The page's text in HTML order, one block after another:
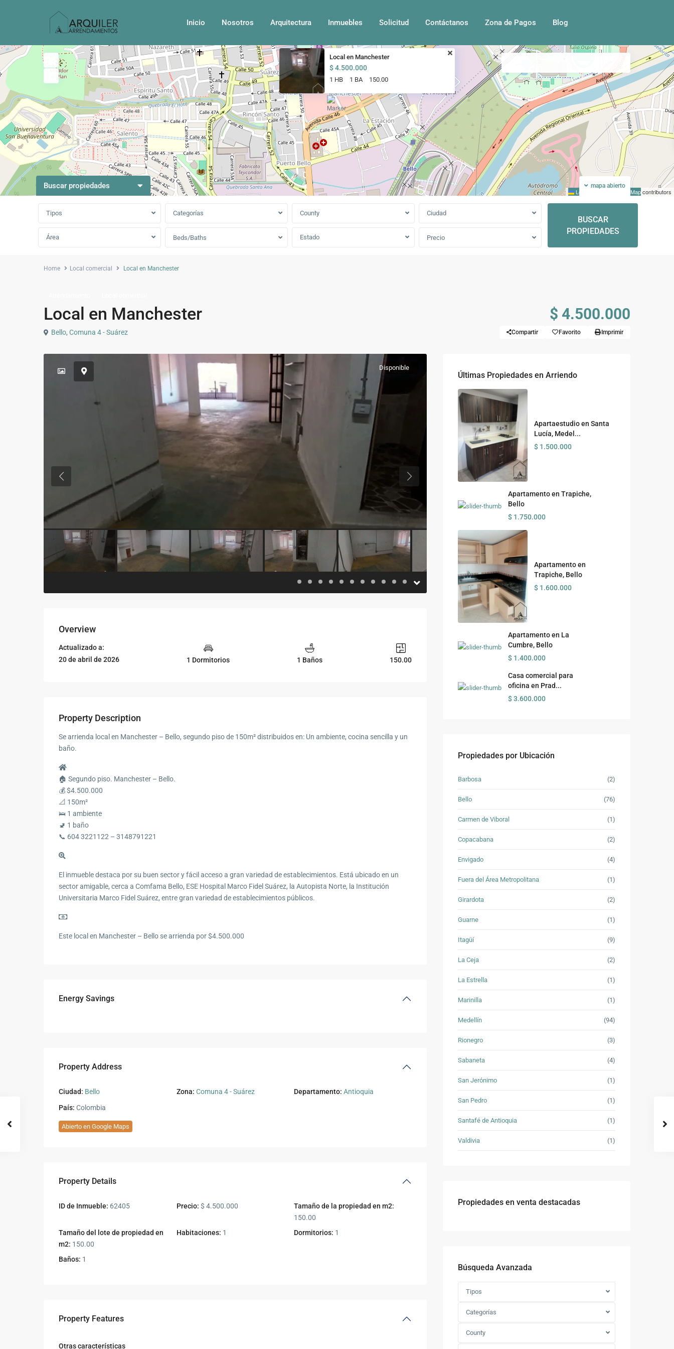
Inicio Nosotros Arquitectura Inmuebles Solicitud Contáctanos Zona de Pagos Blog
Local en Manchester
$ 4.500.000
1 HB 1 BA 150.00
Leaflet OpenStreetMapcontributors
mapa abierto
Buscar propiedades
Tipos Categorías County Ciudad
Área Beds/Baths Estado Precio
BUSCAR
PROPIEDADES
Home Local comercial Local en Manchester
Local en Manchester $ 4.500.000
Bello, Comuna 4 - Suárez Compartir Favorito Imprimir
Disponible
Previous Previous
Overview
Actualizado a:
20 de abril de 2026
1 Dormitorios 1 Baños 150.00
Property Description
Se arrienda local en Manchester – Bello, segundo piso de 150m² distribuidos en: Un ambiente, cocina sencilla y un
baño.
🏠 Segundo piso. Manchester – Bello.
💰 $4.500.000
📐 150m²
🛌 1 ambiente
🚽 1 baño
📞 604 3221122 – 3148791221
El inmueble destaca por su buen sector y fácil acceso a gran variedad de establecimientos. Está ubicado en un
sector amigable, cerca a Comfama Bello, ESE Hospital Marco Fidel Suárez, la Autopista Norte, la Institución
Universitaria Marco Fidel Suárez, entre gran variedad de establecimientos públicos.
Este local en Manchester – Bello se arrienda por $4.500.000
Energy Savings
Property Address
Ciudad: Bello Zona: Comuna 4 - Suárez Departamento: Antioquia
País: Colombia
Abierto en Google Maps
Property Details
ID de Inmueble: 62405 Precio: $ 4.500.000
Tamaño de la propiedad en m2:
150.00
Tamaño del lote de propiedad en
m2: 150.00
Habitaciones: 1 Dormitorios: 1
Baños: 1
Property Features
Otras características
Últimas Propiedades en Arriendo
Apartaestudio en Santa
Lucía, Medel...
$ 1.500.000
Apartamento en Trapiche,
Bello
$ 1.750.000
Apartamento en
Trapiche, Bello
$ 1.600.000
Apartamento en La
Cumbre, Bello
$ 1.400.000
Casa comercial para
oficina en Prad...
$ 3.600.000
Propiedades por Ubicación
Barbosa (2)
Bello (76)
Carmen de Viboral (1)
Copacabana (2)
Envigado (4)
Fuera del Área Metropolitana (1)
Girardota (2)
Guarne (1)
Itagüí (9)
La Ceja (2)
La Estrella (1)
Marinilla (1)
Medellín (94)
Rionegro (3)
Sabaneta (4)
San Jerónimo (1)
San Pedro (1)
Santafé de Antioquia (1)
Valdivia (1)
Propiedades en venta destacadas
Búsqueda Avanzada
Tipos
Categorías
County